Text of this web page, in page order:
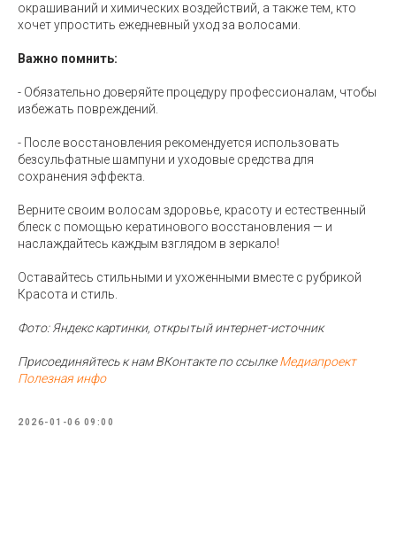
окрашиваний и химических воздействий, а также тем, кто
хочет упростить ежедневный уход за волосами.
Важно помнить:
- Обязательно доверяйте процедуру профессионалам, чтобы
избежать повреждений.
- После восстановления рекомендуется использовать
безсульфатные шампуни и уходовые средства для
сохранения эффекта.
Верните своим волосам здоровье, красоту и естественный
блеск с помощью кератинового восстановления — и
наслаждайтесь каждым взглядом в зеркало!
Оставайтесь стильными и ухоженными вместе с рубрикой
Красота и стиль.
Фото: Яндекс картинки, открытый интернет-источник
Присоединяйтесь к нам ВКонтакте по ссылкеМедиапроект
Полезная инфо
2026-01-06 09:00